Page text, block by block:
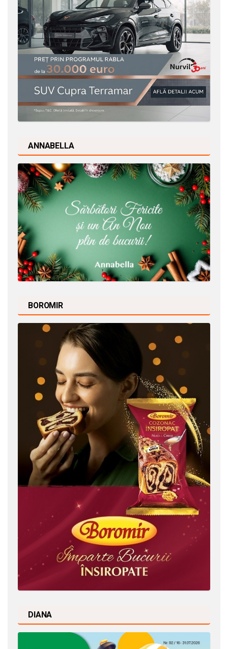
ANNABELLA
BOROMIR
DIANA